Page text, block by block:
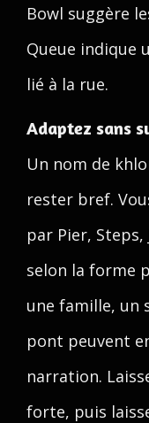
Bowl suggère
Queue indique
lié à la rue.
Adaptez sans
Un nom de
rester bref.
par Pier,
selon la forme
une famille, un
pont peuvent
narration.
forte, puis